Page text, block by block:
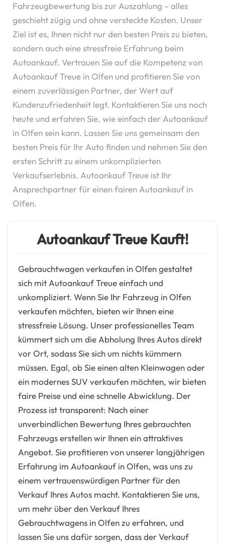
Fahrzeugbewertung bis zur Auszahlung – alles
geschieht zügig und ohne versteckte Kosten. Unser
Ziel ist es, Ihnen nicht nur den besten Preis zu bieten,
sondern auch eine stressfreie Erfahrung beim
Autoankauf. Vertrauen Sie auf die Kompetenz von
Autoankauf Treue in Olfen und profitieren Sie von
einem zuverlässigen Partner, der Wert auf
Kundenzufriedenheit legt. Kontaktieren Sie uns noch
heute und erfahren Sie, wie einfach der Autoankauf
in Olfen sein kann. Lassen Sie uns gemeinsam den
besten Preis für Ihr Auto finden und nehmen Sie den
ersten Schritt zu einem unkomplizierten
Verkaufserlebnis. Autoankauf Treue ist Ihr
Ansprechpartner für einen fairen Autoankauf in
Olfen.
Autoankauf Treue Kauft!
Gebrauchtwagen verkaufen in Olfen gestaltet
sich mit Autoankauf Treue einfach und
unkompliziert. Wenn Sie Ihr Fahrzeug in Olfen
verkaufen möchten, bieten wir Ihnen eine
stressfreie Lösung. Unser professionelles Team
kümmert sich um die Abholung Ihres Autos direkt
vor Ort, sodass Sie sich um nichts kümmern
müssen. Egal, ob Sie einen alten Kleinwagen oder
ein modernes SUV verkaufen möchten, wir bieten
faire Preise und eine schnelle Abwicklung. Der
Prozess ist transparent: Nach einer
unverbindlichen Bewertung Ihres gebrauchten
Fahrzeugs erstellen wir Ihnen ein attraktives
Angebot. Sie profitieren von unserer langjährigen
Erfahrung im Autoankauf in Olfen, was uns zu
einem vertrauenswürdigen Partner für den
Verkauf Ihres Autos macht. Kontaktieren Sie uns,
um mehr über den Verkauf Ihres
Gebrauchtwagens in Olfen zu erfahren, und
lassen Sie uns dafür sorgen, dass der Verkauf